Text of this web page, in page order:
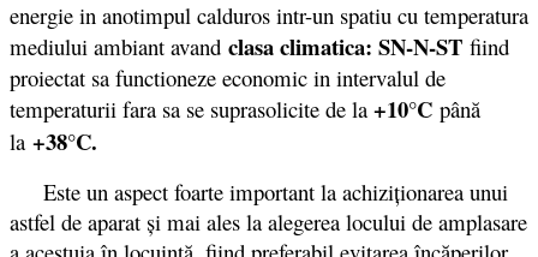
energie in anotimpul calduros intr-un spatiu cu temperatura
mediului ambiant avand clasa climatica: SN-N-ST fiind
proiectat sa functioneze economic in intervalul de
temperaturii fara sa se suprasolicite de la +10°C până
la +38°C.
Este un aspect foarte important la achiziţionarea unui
astfel de aparat şi mai ales la alegerea locului de amplasare